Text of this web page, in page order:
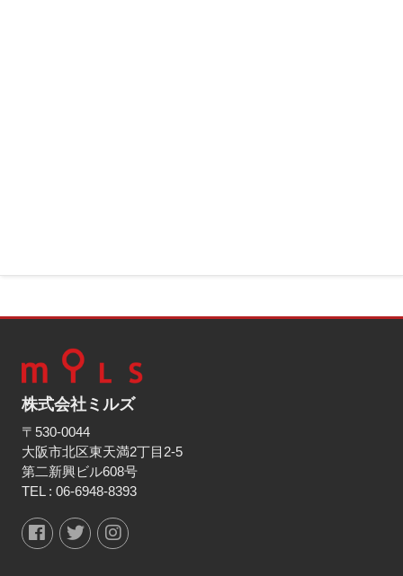
株式会社ミルズ
〒530-0044
大阪市北区東天満2丁目2-5
第二新興ビル608号
TEL : 06-6948-8393